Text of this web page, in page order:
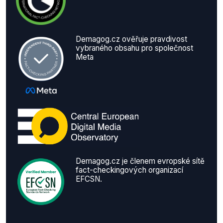
Demagog.cz ověřuje pravdivost
vybraného obsahu pro společnost
Meta
Demagog.cz je členem evropské sítě
fact-checkingových organizací
EFCSN.